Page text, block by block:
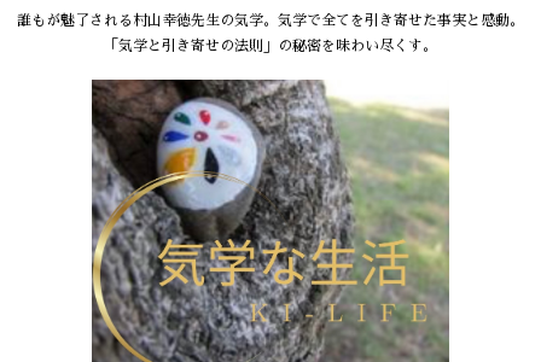
誰もが魅了される村山幸徳先生の気学。気学で全てを引き寄せた事実と感動。
「気学と引き寄せの法則」の秘密を味わい尽くす。